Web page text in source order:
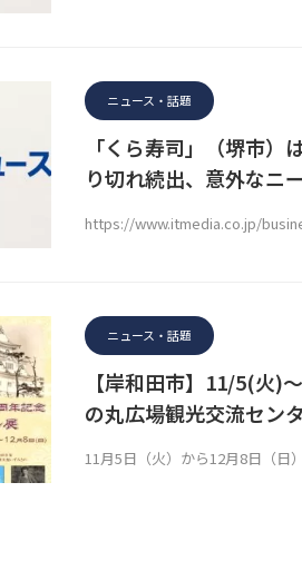
ニュース・話題
「くら寿司」（堺市
り切れ続出、意外な
https://www.itmedia.co.jp/
ニュース・話題
【岸和田市】11/5(火)
の丸広場観光交流セン
11月5日（火）から12月8日（